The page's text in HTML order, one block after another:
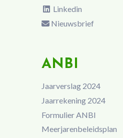
Linkedin
Nieuwsbrief
ANBI
Jaarverslag 2024
Jaarrekening 2024
Formulier ANBI
Meerjarenbeleidsplan